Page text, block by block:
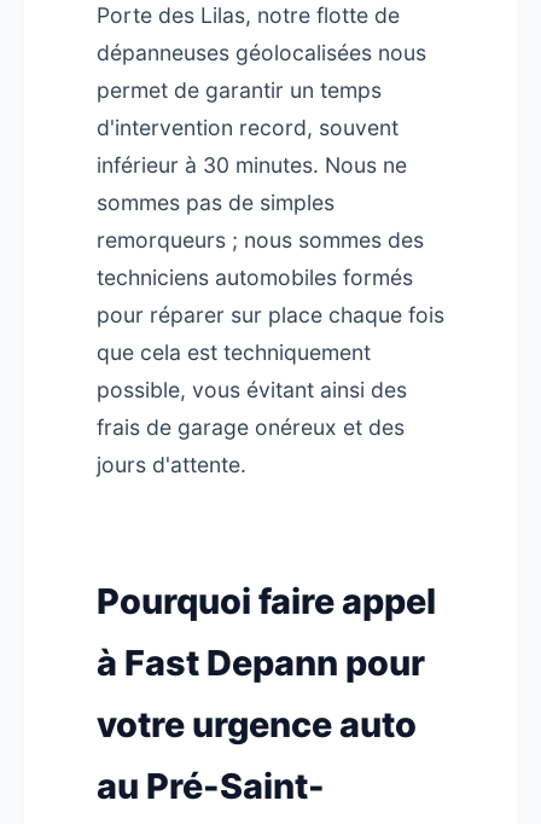
Porte des Lilas, notre flotte de
dépanneuses géolocalisées nous
permet de garantir un temps
d'intervention record, souvent
inférieur à 30 minutes. Nous ne
sommes pas de simples
remorqueurs ; nous sommes des
techniciens automobiles formés
pour réparer sur place chaque fois
que cela est techniquement
possible, vous évitant ainsi des
frais de garage onéreux et des
jours d'attente.
Pourquoi faire appel
à Fast Depann pour
votre urgence auto
au Pré-Saint-